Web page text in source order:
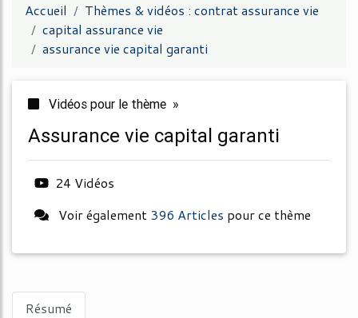
Accueil
Thèmes & vidéos : contrat assurance vie
capital assurance vie
assurance vie capital garanti
Vidéos pour le thème »
assurance vie capital garanti
24 Vidéos
Voir également 396 Articles pour ce thème
Résumé